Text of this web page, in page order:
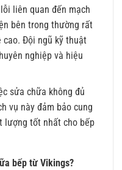
liên quan đến mạch
bên trong thường rất
cao. Đội ngũ kỹ thuật
nghiệp và hiệu
sửa chữa không đủ
vụ này đảm bảo cung
lượng tốt nhất cho bếp
bếp từ Vikings?